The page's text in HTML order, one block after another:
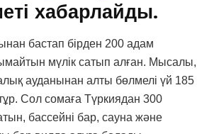
хабарлайды.
бастап бірден 200 адам
мүлік сатып алған. Мысалы,
ауданынан алты бөлмелі үй 185
Сол сомаға Түркиядан 300
бассейні бар, сауна және